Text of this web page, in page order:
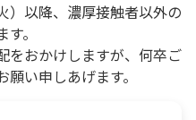
）以降、濃厚接触者以外の
。
をおかけしますが、何卒ご
い申しあげます。